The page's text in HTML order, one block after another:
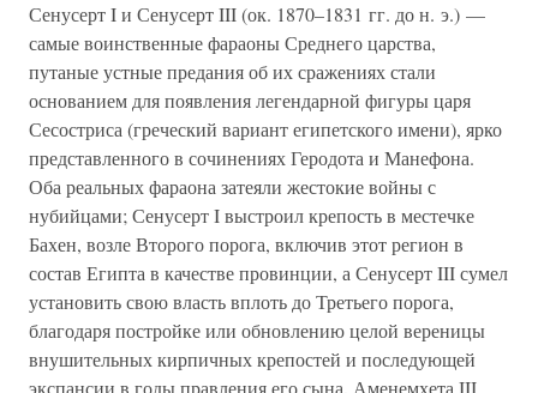
Сенусерт I и Сенусерт III (ок. 1870–1831 гг. до н. э.) —
самые воинственные фараоны Среднего царства,
путаные устные предания об их сражениях стали
основанием для появления легендарной фигуры царя
Сесостриса (греческий вариант египетского имени), ярко
представленного в сочинениях Геродота и Манефона.
Оба реальных фараона затеяли жестокие войны с
нубийцами; Сенусерт I выстроил крепость в местечке
Бахен, возле Второго порога, включив этот регион в
состав Египта в качестве провинции, а Сенусерт III сумел
установить свою власть вплоть до Третьего порога,
благодаря постройке или обновлению целой вереницы
внушительных кирпичных крепостей и последующей
экспансии в годы правления его сына, Аменемхета III